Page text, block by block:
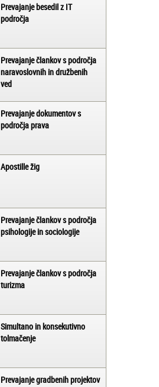
Prevajanje besedil z IT
področja
Prevajanje člankov s področja
naravoslovnih in družbenih
ved
Prevajanje dokumentov s
področja prava
Apostille žig
Prevajanje člankov s področja
psihologije in sociologije
Prevajanje člankov s področja
turizma
Simultano in konsekutivno
tolmačenje
Prevajanje gradbenih projektov